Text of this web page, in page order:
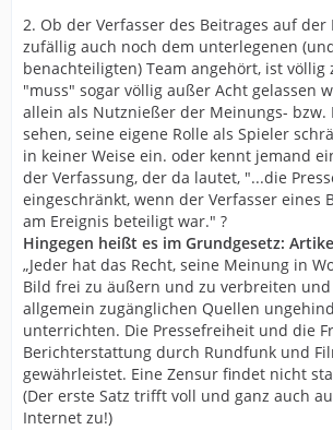
2. Ob der Verfasser des Beitrages auf
zufällig auch noch dem unterlegenen
benachteiligten) Team angehört, ist völlig
"muss" sogar völlig außer Acht gelassen
allein als Nutznießer der Meinungs- bzw.
sehen, seine eigene Rolle als Spieler
in keiner Weise ein. oder kennt jemand
der Verfassung, der da lautet, "...die
eingeschränkt, wenn der Verfasser eines
am Ereignis beteiligt war." ?
Hingegen heißt es im Grundgesetz:
„Jeder hat das Recht, seine Meinung in
Bild frei zu äußern und zu verbreiten und
allgemein zugänglichen Quellen
unterrichten. Die Pressefreiheit und die
Berichterstattung durch Rundfunk und
gewährleistet. Eine Zensur findet nicht
(Der erste Satz trifft voll und ganz auch
Internet zu!)